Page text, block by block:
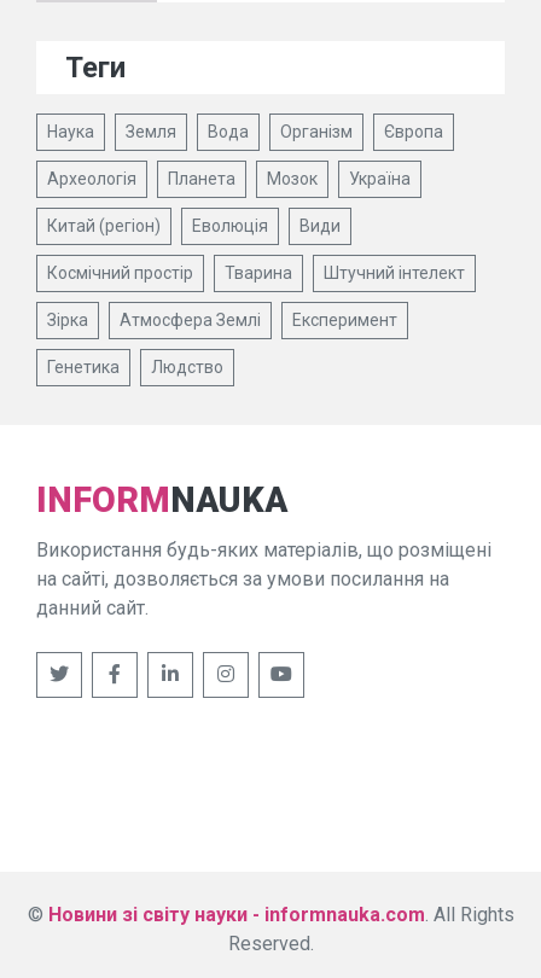
Теги
Наука Земля Вода Організм Європа
Археологія Планета Мозок Україна
Китай (регіон) Еволюція Види
Космічний простір Тварина Штучний інтелект
Зірка Атмосфера Землі Експеримент
Генетика Людство
INFORMNAUKA
Використання будь-яких матеріалів, що розміщені
на сайті, дозволяється за умови посилання на
данний сайт.
© Новини зі світу науки - informnauka.com. All Rights
Reserved.